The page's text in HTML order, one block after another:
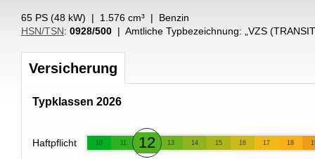
65 PS (48 kW) | 1.576 cm³ | Benzin
HSN/TSN: 0928/500 | Amtliche Typbezeichnung: „ VZS
Versicherung
Typklassen 2026
Haftpflicht 10 11 12 13 14 15 16 17 18